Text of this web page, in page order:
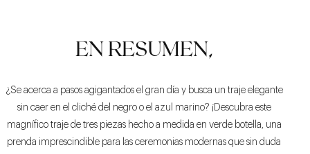
EN RESUMEN,
¿Se acerca a pasos agigantados el gran día y busca un traje elegante
sin caer en el cliché del negro o el azul marino? ¡Descubra este
magnífico traje de tres piezas hecho a medida en verde botella, una
prenda imprescindible para las ceremonias modernas que sin duda